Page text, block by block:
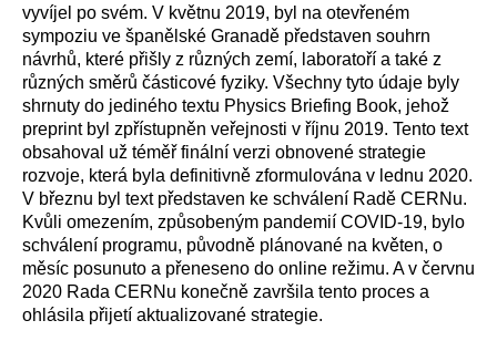
vyvíjel po svém. V květnu 2019, byl na otevřeném
sympoziu ve španělské Granadě představen souhrn
návrhů, které přišly z různých zemí, laboratoří a také z
různých směrů částicové fyziky. Všechny tyto údaje byly
shrnuty do jediného textu Physics Briefing Book, jehož
preprint byl zpřístupněn veřejnosti v říjnu 2019. Tento text
obsahoval už téměř finální verzi obnovené strategie
rozvoje, která byla definitivně zformulována v lednu 2020.
V březnu byl text představen ke schválení Radě CERNu.
Kvůli omezením, způsobeným pandemií COVID-19, bylo
schválení programu, původně plánované na květen, o
měsíc posunuto a přeneseno do online režimu. A v červnu
2020 Rada CERNu konečně završila tento proces a
ohlásila přijetí aktualizované strategie.